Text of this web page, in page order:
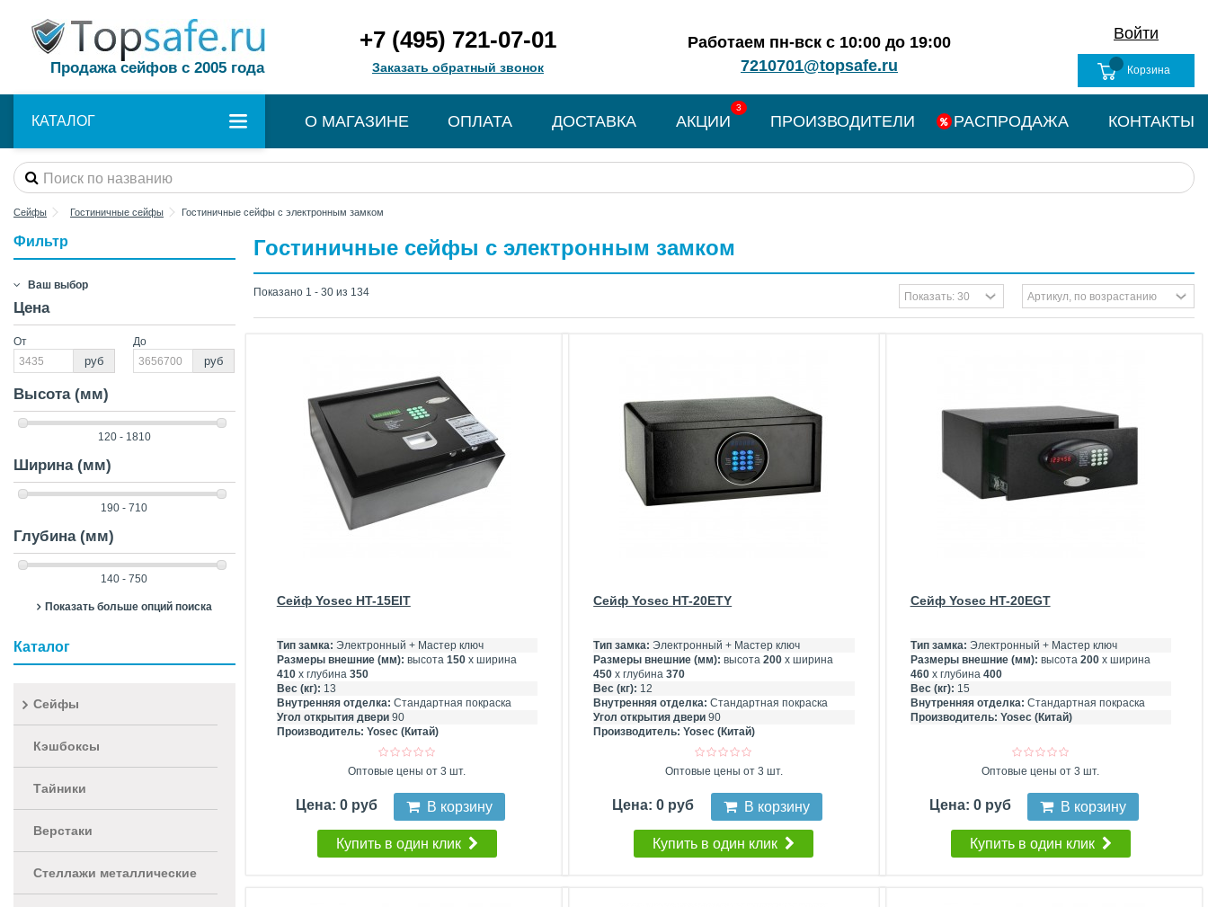
Продажа сейфов с 2005 года
Войти
Корзина
Работаем пн-вск с 10:00 до 19:00
7210701@topsafe.ru
+7 (495) 721-07-01
Заказать обратный звонок
КАТАЛОГ О МАГАЗИНЕ ОПЛАТА ДОСТАВКА
3
АКЦИИ ПРОИЗВОДИТЕЛИ РАСПРОДАЖА КОНТАКТЫ
Сейфы Гостиничные сейфы Гостиничные сейфы с электронным замком
Гостиничные сейфы с электронным замком
Показано 1 - 30 из 134
Сейф Yosec HT-15EIT
Тип замка: Электронный + Мастер ключ
Размеры внешние (мм): высота 150х ширина
410х глубина 350
Вес (кг): 13
Внутренняя отделка: Стандартная покраска
Угол открытия двери90
Производитель: Yosec (Китай)
Оптовые цены от 3 шт.
Цена: 0 руб В корзину
Купить в один клик
Сейф Yosec HT-20ETY
Тип замка: Электронный + Мастер ключ
Размеры внешние (мм): высота200 х ширина
450 х глубина370
Вес (кг): 12
Внутренняя отделка: Стандартная покраска
Угол открытия двери 90
Производитель:Yosec (Китай)
Оптовые цены от 3 шт.
Цена: 0 руб В корзину
Купить в один клик
Сейф Yosec HT-20EGT
Тип замка: Электронный + Мастер ключ
Размеры внешние (мм): высота 200х ширина
460х глубина 400
Вес (кг): 15
Внутренняя отделка: Стандартная покраска
Производитель: Yosec (Китай)
Оптовые цены от 3 шт.
Цена: 0 руб В корзину
Купить в один клик
Фильтр
Ваш выбор
Цена
От
руб
До
руб
Высота (мм)
120 - 1810
Ширина (мм)
190 - 710
Глубина (мм)
140 - 750
Показать больше опций поиска
Каталог
Сейфы
Кэшбоксы
Тайники
Верстаки
Стеллажи металлические